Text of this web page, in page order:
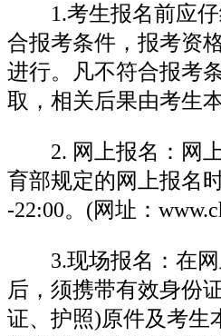
1.考生报名前应仔
合报考条件，报考资
进行。凡不符合报考
取，相关后果由考生
2. 网上报名：网上
育部规定的网上报名
-22:00。(网址：
3.现场报名：在网
后，须携带有效身份
证、护照)原件及考生